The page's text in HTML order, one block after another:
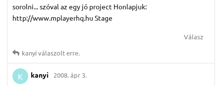
sorolni... szóval az egy jó project Honlapjuk:
http://www.mplayerhq.hu Stage
Válasz
kanyiválaszolt erre.
K kanyi 2008. ápr 3.